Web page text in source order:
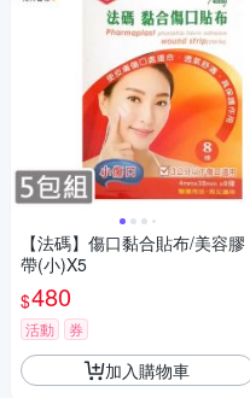
【法碼】傷口黏合貼布/美容膠
帶(小)X5
$480
活動 券
加入購物車